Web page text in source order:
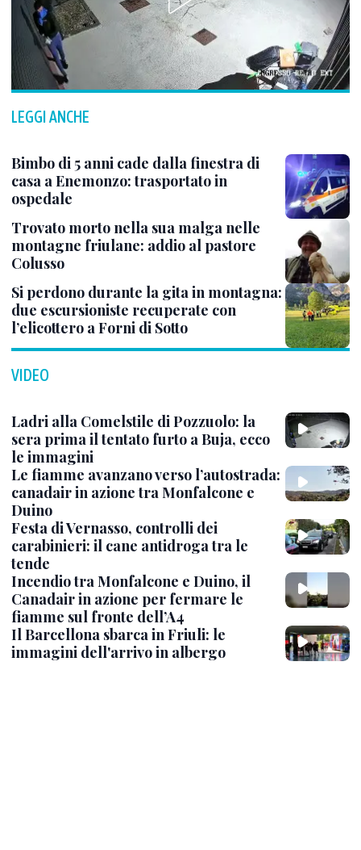
LEGGI ANCHE
Bimbo di 5 anni cade dalla finestra di
casa a Enemonzo: trasportato in
ospedale
Trovato morto nella sua malga nelle
montagne friulane: addio al pastore
Colusso
Si perdono durante la gita in montagna:
due escursioniste recuperate con
l’elicottero a Forni di Sotto
VIDEO
Ladri alla Comelstile di Pozzuolo: la
sera prima il tentato furto a Buja, ecco
le immagini
Le fiamme avanzano verso l’autostrada:
canadair in azione tra Monfalcone e
Duino
Festa di Vernasso, controlli dei
carabinieri: il cane antidroga tra le
tende
Incendio tra Monfalcone e Duino, il
Canadair in azione per fermare le
fiamme sul fronte dell’A4
Il Barcellona sbarca in Friuli: le
immagini dell'arrivo in albergo